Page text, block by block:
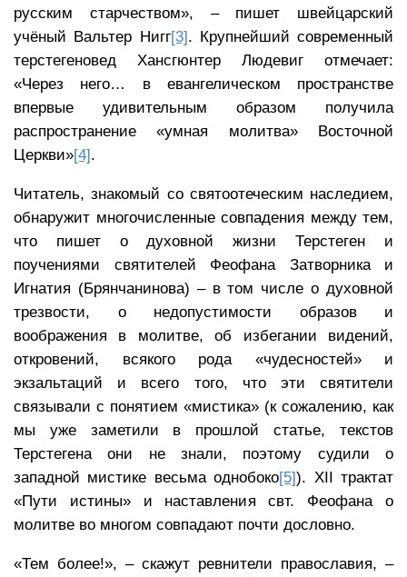
русским старчеством», – пишет швейцарский
учёный Вальтер Нигг[3] . Крупнейший современный
терстегеновед Хансгюнтер Людевиг отмечает:
«Через него… в евангелическом пространстве
впервые удивительным образом получила
распространение «умная молитва» Восточной
Церкви»[4] .
Читатель, знакомый со святоотеческим наследием,
обнаружит многочисленные совпадения между тем,
что пишет о духовной жизни Терстеген и
поучениями святителей Феофана Затворника и
Игнатия (Брянчанинова) – в том числе о духовной
трезвости, о недопустимости образов и
воображения в молитве, об избегании видений,
откровений, всякого рода «чудесностей» и
экзальтаций и всего того, что эти святители
связывали с понятием «мистика» (к сожалению, как
мы уже заметили в прошлой статье, текстов
Терстегена они не знали, поэтому судили о
западной мистике весьма однобоко[5]). XII трактат
«Пути истины» и наставления свт. Феофана о
молитве во многом совпадают почти дословно.
«Тем более!», – скажут ревнители православия, –